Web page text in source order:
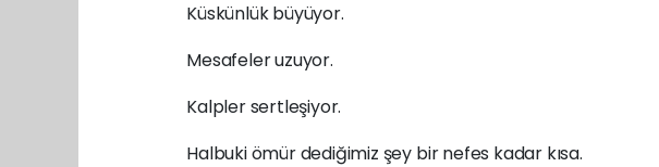
Küskünlük büyüyor.
Mesafeler uzuyor.
Kalpler sertleşiyor.
Halbuki ömür dediğimiz şey bir nefes kadar kısa.